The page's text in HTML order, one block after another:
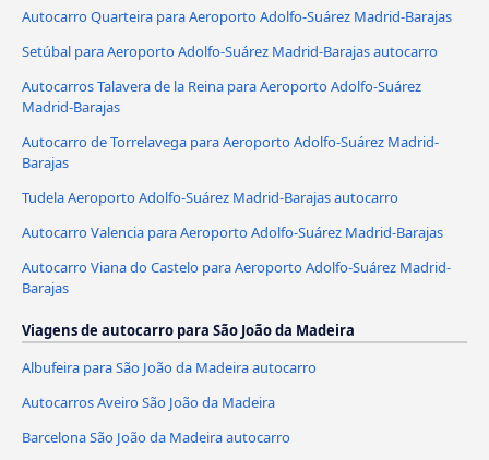
Autocarro Quarteira para Aeroporto Adolfo-Suárez Madrid-Barajas
Setúbal para Aeroporto Adolfo-Suárez Madrid-Barajas autocarro
Autocarros Talavera de la Reina para Aeroporto Adolfo-Suárez
Madrid-Barajas
Autocarro de Torrelavega para Aeroporto Adolfo-Suárez Madrid-
Barajas
Tudela Aeroporto Adolfo-Suárez Madrid-Barajas autocarro
Autocarro Valencia para Aeroporto Adolfo-Suárez Madrid-Barajas
Autocarro Viana do Castelo para Aeroporto Adolfo-Suárez Madrid-
Barajas
Viagens de autocarro para São João da Madeira
Albufeira para São João da Madeira autocarro
Autocarros Aveiro São João da Madeira
Barcelona São João da Madeira autocarro